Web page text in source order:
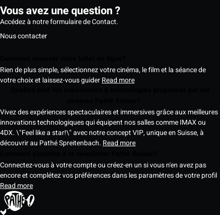
Vous avez une question ?
Accédez à notre formulaire de Contact.
Nous contacter
Rien de plus simple, sélectionnez votre cinéma, le film et la séance de
votre choix et laissez-vous guiderRead more
Vivez des expériences spectaculaires et immersives grâce aux meilleures
innovations technologiques qui équipent nos salles comme IMAX ou
4DX. \"Feel like a star!\" avec notre concept VIP, unique en Suisse, à
découvrir au Pathé Spreitenbach. Read more
Connectez-vous à votre compte ou créez-en un si vous n'en avez pas
encore et complétez vos préférences dans les paramètres de votre profil
Read more